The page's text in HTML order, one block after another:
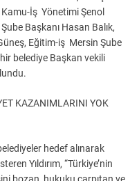
İş Yönetimi Şenol
Başkanı Hasan Balık,
Eğitim-iş Mersin Şube
belediye Başkan vekili
KAZANIMLARINI YOK
hedef alınarak
Yıldırım, “Türkiye’nin